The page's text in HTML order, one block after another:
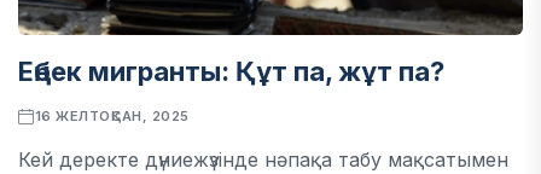
Еңбек мигранты: Құт па, жұт па?
16 ЖЕЛТОҚСАН, 2025
Кей деректе дүниежүзінде нәпақа табу мақсатымен